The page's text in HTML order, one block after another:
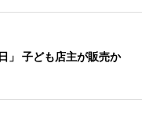
」 子ども店主が販売か